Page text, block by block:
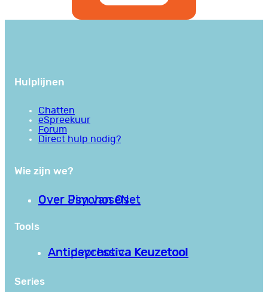
Hulplijnen
Chatten
eSpreekuur
Forum
Direct hulp nodig?
Wie zijn we?
Over PsychoseNet
Over Jim van Os
Tools
Antipsychotica Keuzetool
Antidepressiva Keuzetool
Series